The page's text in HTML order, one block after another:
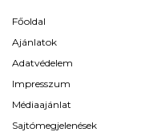
Főoldal
Ajánlatok
Adatvédelem
Impresszum
Médiaajánlat
Sajtómegjelenések